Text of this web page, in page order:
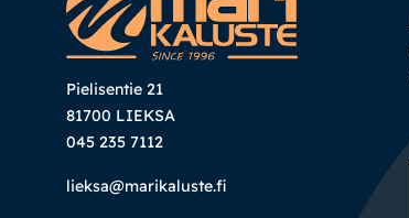
Pielisentie 21
81700 LIEKSA
045 235 7112
lieksa@marikaluste.fi